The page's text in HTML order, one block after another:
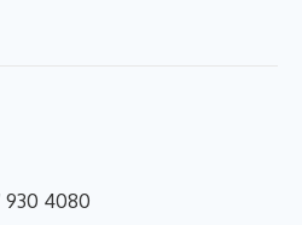
930 4080